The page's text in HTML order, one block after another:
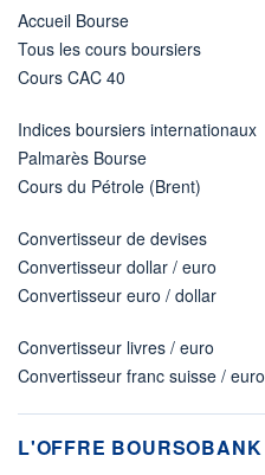
Accueil Bourse
Tous les cours boursiers
Cours CAC 40
Indices boursiers internationaux
Palmarès Bourse
Cours du Pétrole (Brent)
Convertisseur de devises
Convertisseur dollar / euro
Convertisseur euro / dollar
Convertisseur livres / euro
Convertisseur franc suisse / euro
L'OFFRE BOURSOBANK